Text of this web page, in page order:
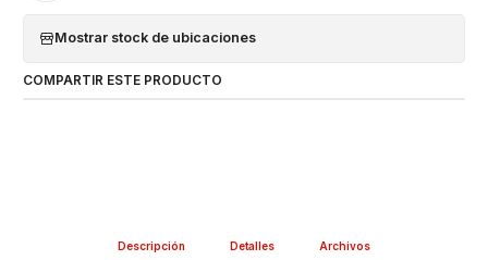
Mostrar stock de ubicaciones
COMPARTIR ESTE PRODUCTO
Descripción Detalles Archivos